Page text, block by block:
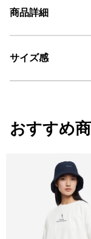
AIGLE for
タンブル乾燥
アイロン仕上
スチームなし
ドライクリー
ウェットクリ
商品詳細
・色：レ (001)
サイズ感
XS
おすすめ